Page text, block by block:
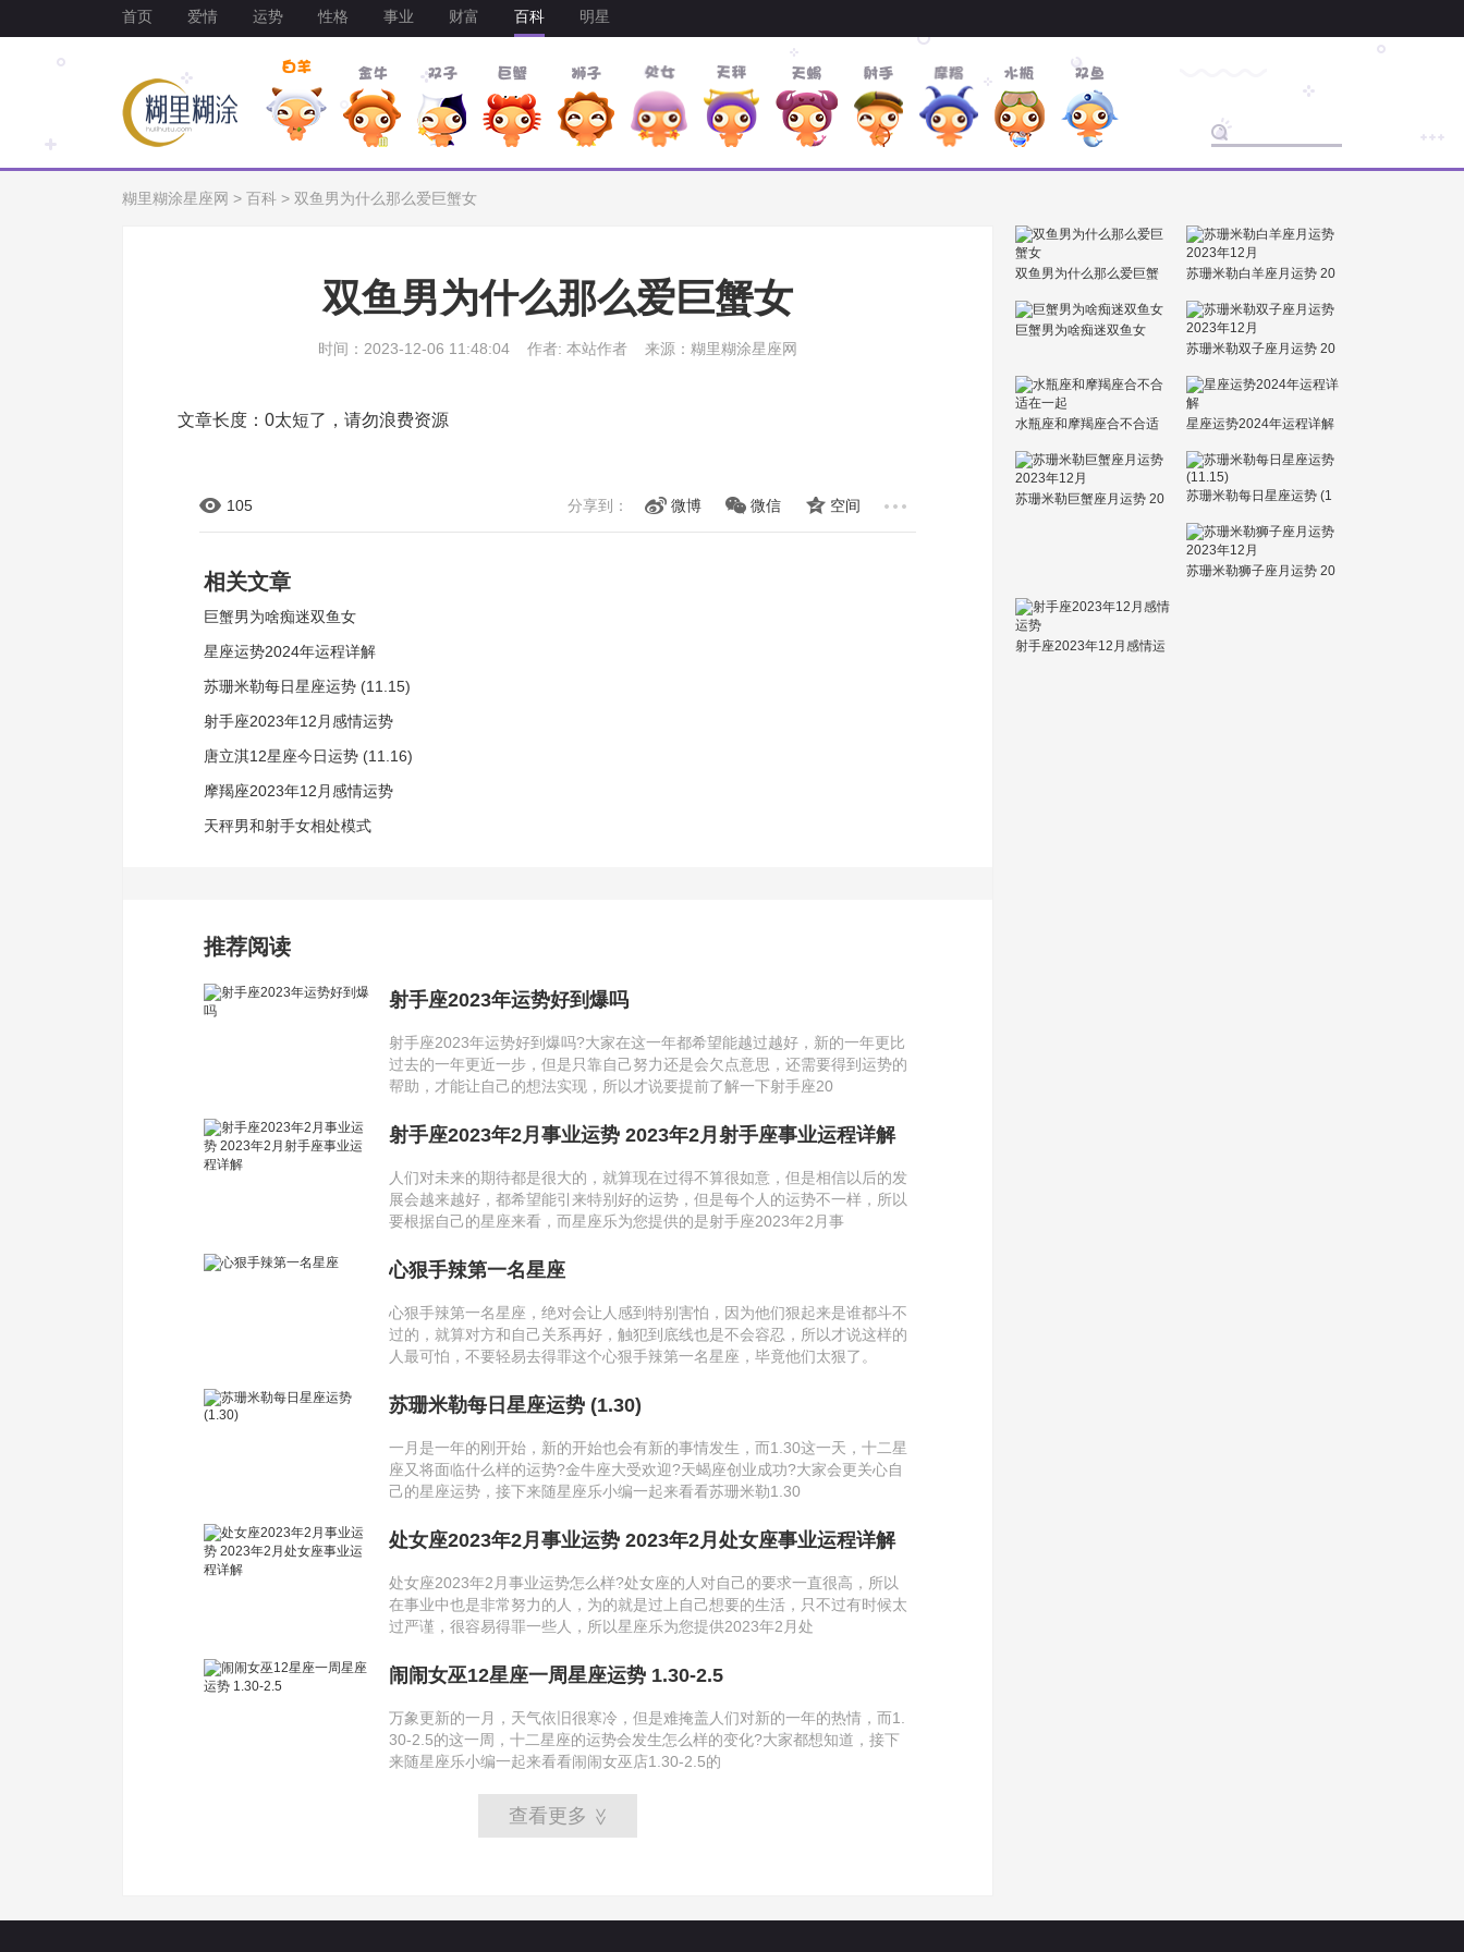
首页 爱情 运势 性格 事业 财富 百科 明星
糊里糊涂星座网 > 百科 > 双鱼男为什么那么爱巨蟹女
双鱼男为什么那么爱巨蟹女
时间：2023-12-06 11:48:04 作者: 本站作者 来源：糊里糊涂星座网
文章长度：0太短了，请勿浪费资源
105 分享到： 微博 微信 空间
相关文章
巨蟹男为啥痴迷双鱼女
星座运势2024年运程详解
苏珊米勒每日星座运势 (11.15)
射手座2023年12月感情运势
唐立淇12星座今日运势 (11.16)
摩羯座2023年12月感情运势
天秤男和射手女相处模式
推荐阅读
射手座2023年运势好到爆吗
射手座2023年运势好到爆吗?大家在这一年都希望能越过越好，新的一年更比
过去的一年更近一步，但是只靠自己努力还是会欠点意思，还需要得到运势的
帮助，才能让自己的想法实现，所以才说要提前了解一下射手座20
射手座2023年2月事业运势 2023年2月射手座事业运程详解
人们对未来的期待都是很大的，就算现在过得不算很如意，但是相信以后的发
展会越来越好，都希望能引来特别好的运势，但是每个人的运势不一样，所以
要根据自己的星座来看，而星座乐为您提供的是射手座2023年2月事
心狠手辣第一名星座
心狠手辣第一名星座，绝对会让人感到特别害怕，因为他们狠起来是谁都斗不
过的，就算对方和自己关系再好，触犯到底线也是不会容忍，所以才说这样的
人最可怕，不要轻易去得罪这个心狠手辣第一名星座，毕竟他们太狠了。
苏珊米勒每日星座运势 (1.30)
一月是一年的刚开始，新的开始也会有新的事情发生，而1.30这一天，十二星
座又将面临什么样的运势?金牛座大受欢迎?天蝎座创业成功?大家会更关心自
己的星座运势，接下来随星座乐小编一起来看看苏珊米勒1.30
处女座2023年2月事业运势 2023年2月处女座事业运程详解
处女座2023年2月事业运势怎么样?处女座的人对自己的要求一直很高，所以
在事业中也是非常努力的人，为的就是过上自己想要的生活，只不过有时候太
过严谨，很容易得罪一些人，所以星座乐为您提供2023年2月处
闹闹女巫12星座一周星座运势 1.30-2.5
万象更新的一月，天气依旧很寒冷，但是难掩盖人们对新的一年的热情，而1.
30-2.5的这一周，十二星座的运势会发生怎么样的变化?大家都想知道，接下
来随星座乐小编一起来看看闹闹女巫店1.30-2.5的
查看更多 >>
双鱼男为什么那么爱巨蟹
苏珊米勒白羊座月运势 20
巨蟹男为啥痴迷双鱼女
苏珊米勒双子座月运势 20
水瓶座和摩羯座合不合适
星座运势2024年运程详解
苏珊米勒巨蟹座月运势 20
苏珊米勒每日星座运势 (1
苏珊米勒狮子座月运势 20
射手座2023年12月感情运